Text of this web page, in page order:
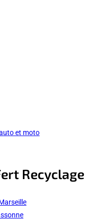
et moto
Recyclage